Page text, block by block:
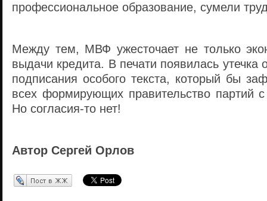
профессиональное образование, сумели
Между тем, МВФ ужесточает не только
выдачи кредита. В печати появилась утечка
подписания особого текста, который бы
всех формирующих правительство партий
Но согласия-то нет!
Автор Сергей Орлов
Перепост в ЖЖ